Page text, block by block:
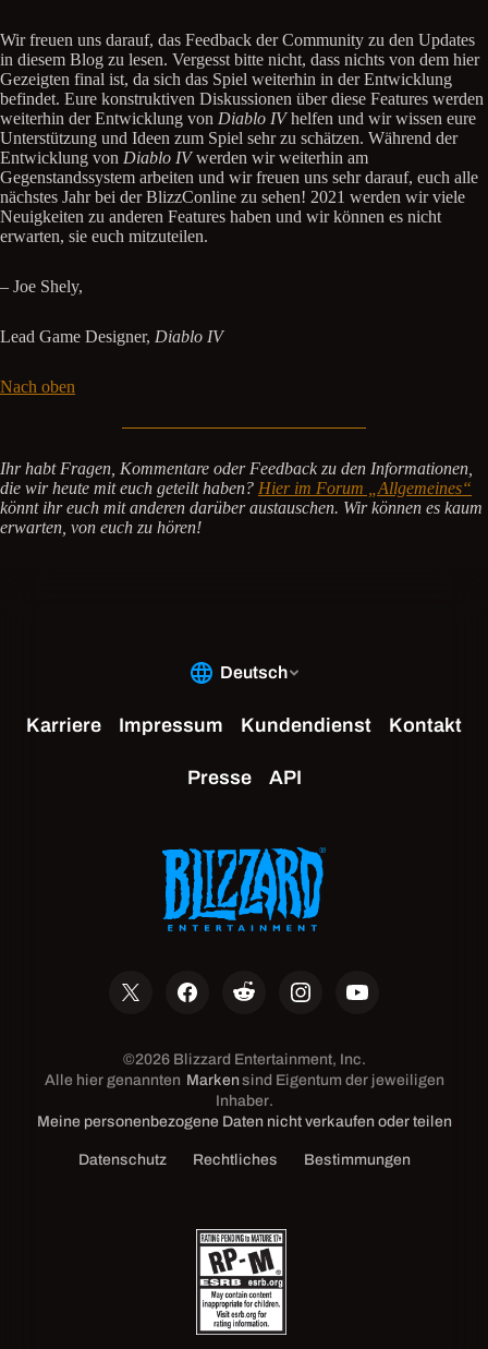
Wir freuen uns darauf, das Feedback der Community zu den Updates
in diesem Blog zu lesen. Vergesst bitte nicht, dass nichts von dem hier
Gezeigten final ist, da sich das Spiel weiterhin in der Entwicklung
befindet. Eure konstruktiven Diskussionen über diese Features werden
weiterhin der Entwicklung von Diablo IVhelfen und wir wissen eure
Unterstützung und Ideen zum Spiel sehr zu schätzen. Während der
Entwicklung von Diablo IVwerden wir weiterhin am
Gegenstandssystem arbeiten und wir freuen uns sehr darauf, euch alle
nächstes Jahr bei der BlizzConline zu sehen! 2021 werden wir viele
Neuigkeiten zu anderen Features haben und wir können es nicht
erwarten, sie euch mitzuteilen.
– Joe Shely,
Lead Game Designer, Diablo IV
Nach oben
Ihr habt Fragen, Kommentare oder Feedback zu den Informationen,
die wir heute mit euch geteilt haben? Hier im Forum „Allgemeines“
könnt ihr euch mit anderen darüber austauschen. Wir können es kaum
erwarten, von euch zu hören!